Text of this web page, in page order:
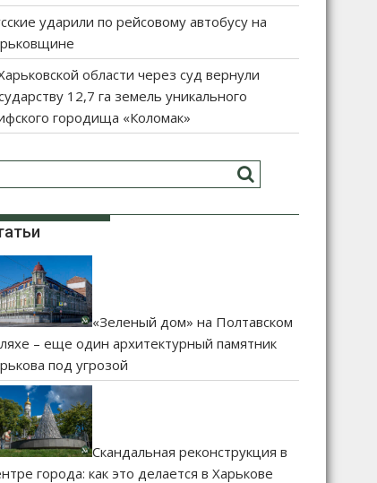
ударили по рейсовому автобусу на
области через суд вернули
12,7 га земель уникального
городища «Коломак»
«Зеленый дом» на Полтавском
– еще один архитектурный памятник
под угрозой
Скандальная реконструкция в
города: как это делается в Харькове